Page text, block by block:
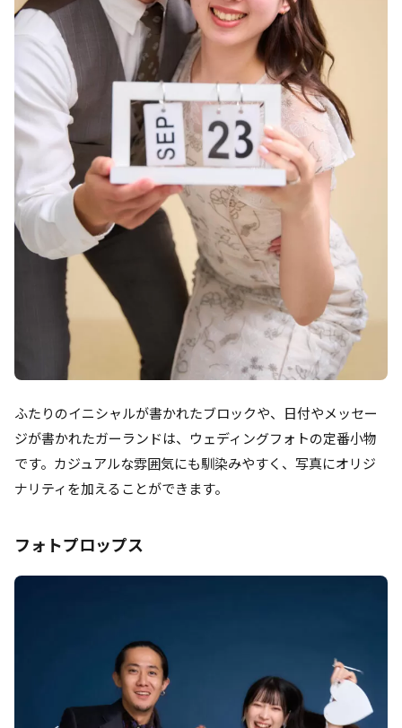
ふたりのイニシャルが書かれたブロックや、日付やメッセー
ジが書かれたガーランドは、ウェディングフォトの定番小物
です。カジュアルな雰囲気にも馴染みやすく、写真にオリジ
ナリティを加えることができます。
フォトプロップス